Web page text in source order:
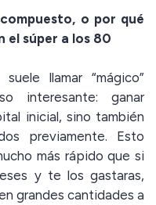
o por qué
el súper a los 80
llamar “mágico”
interesante: ganar
inicial, sino también
previamente. Esto
más rápido que si
y te los gastaras,
grandes cantidades a